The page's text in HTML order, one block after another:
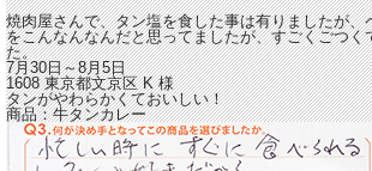
焼肉屋さんで、タン塩を食した事は有りましたが、
をこんなんなんだと思ってましたが、すごくごつく
た。
7月30日～8月5日
1608 東京都文京区K様
タンがやわらかくておいしい！
商品：牛タンカレー